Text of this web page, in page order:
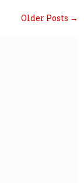
Older Posts →